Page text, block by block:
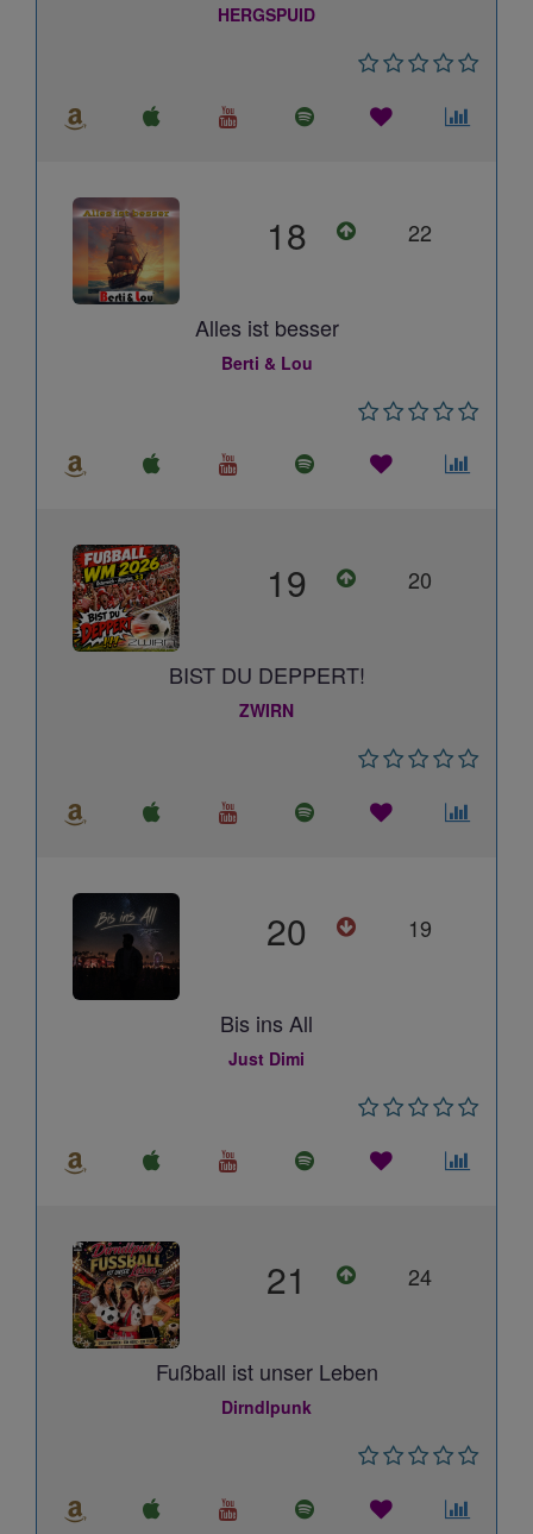
HERGSPUID
18 22
Alles ist besser
Berti & Lou
19 20
BIST DU DEPPERT!
ZWIRN
20 19
Bis ins All
Just Dimi
21 24
Fußball ist unser Leben
Dirndlpunk